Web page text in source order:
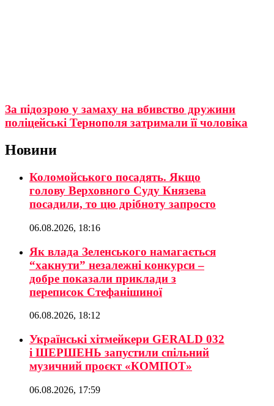
За підозрою у замаху на вбивство дружини
поліцейські Тернополя затримали її чоловіка
Новини
Коломойського посадять. Якщо
голову Верховного Суду Князева
посадили, то цю дрібноту запросто
06.08.2026, 18:16
Як влада Зеленського намагається
“хакнути” незалежні конкурси –
добре показали приклади з
переписок Стефанішиної
06.08.2026, 18:12
Українські хітмейкери GERALD 032
і ШЕРШЕНЬ запустили спільний
музичний проєкт «КОМПОТ»
06.08.2026, 17:59